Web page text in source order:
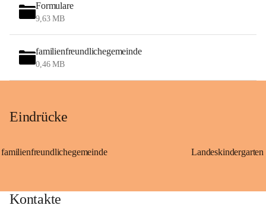
Formulare
9,63 MB
familienfreundlichegemeinde
0,46 MB
Eindrücke
familienfreundlichegemeinde
Kontakte